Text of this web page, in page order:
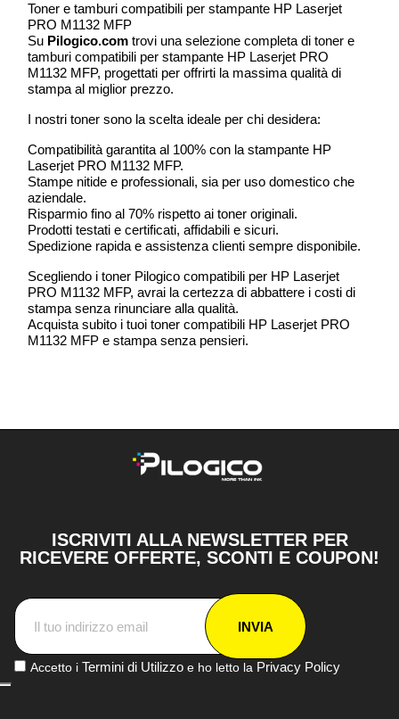
Toner e tamburi compatibili per stampante HP Laserjet
PRO M1132 MFP
Su Pilogico.com trovi una selezione completa di toner e
tamburi compatibili per stampante HP Laserjet PRO
M1132 MFP, progettati per offrirti la massima qualità di
stampa al miglior prezzo.
I nostri toner sono la scelta ideale per chi desidera:
Compatibilità garantita al 100% con la stampante HP
Laserjet PRO M1132 MFP.
Stampe nitide e professionali, sia per uso domestico che
aziendale.
Risparmio fino al 70% rispetto ai toner originali.
Prodotti testati e certificati, affidabili e sicuri.
Spedizione rapida e assistenza clienti sempre disponibile.
Scegliendo i toner Pilogico compatibili per HP Laserjet
PRO M1132 MFP, avrai la certezza di abbattere i costi di
stampa senza rinunciare alla qualità.
Acquista subito i tuoi toner compatibili HP Laserjet PRO
M1132 MFP e stampa senza pensieri.
ISCRIVITI ALLA NEWSLETTER PER
RICEVERE OFFERTE, SCONTI E COUPON!
INVIA
Accetto i Termini di Utilizzo e ho letto la Privacy Policy